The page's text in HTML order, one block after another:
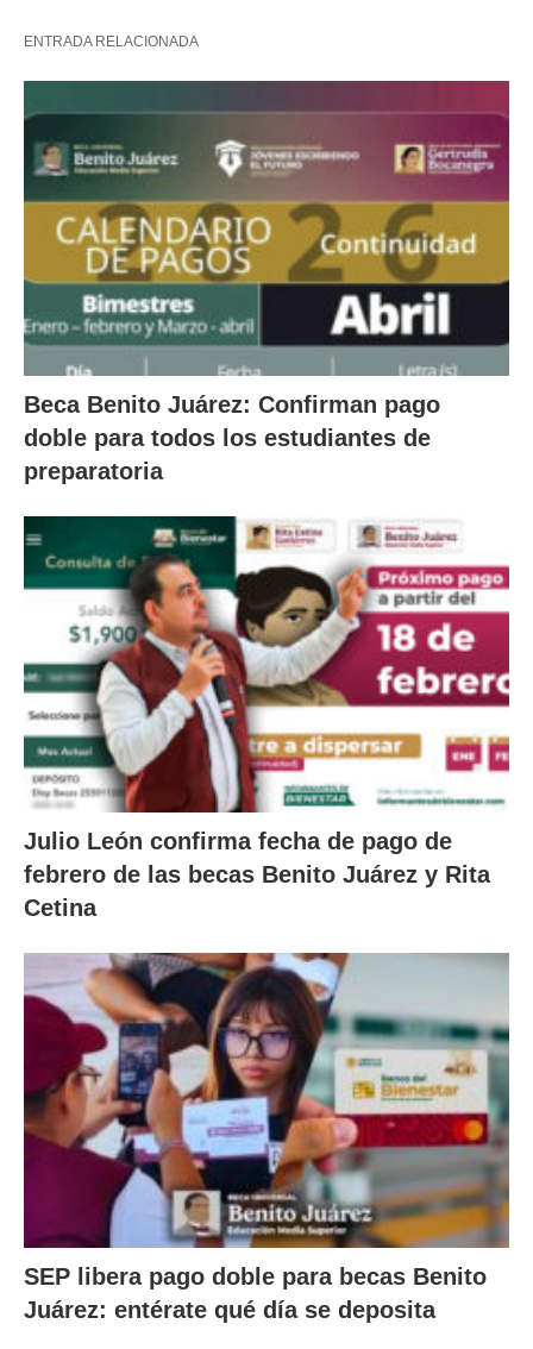
ENTRADA RELACIONADA
Beca Benito Juárez: Confirman pago
doble para todos los estudiantes de
preparatoria
Julio León confirma fecha de pago de
febrero de las becas Benito Juárez y Rita
Cetina
SEP libera pago doble para becas Benito
Juárez: entérate qué día se deposita